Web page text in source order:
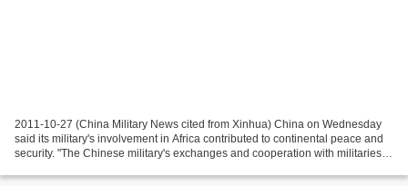
2011-10-27 (China Military News cited from Xinhua) China on Wednesday
said its military's involvement in Africa contributed to continental peace and
security. "The Chinese military's exchanges and cooperation with militaries of